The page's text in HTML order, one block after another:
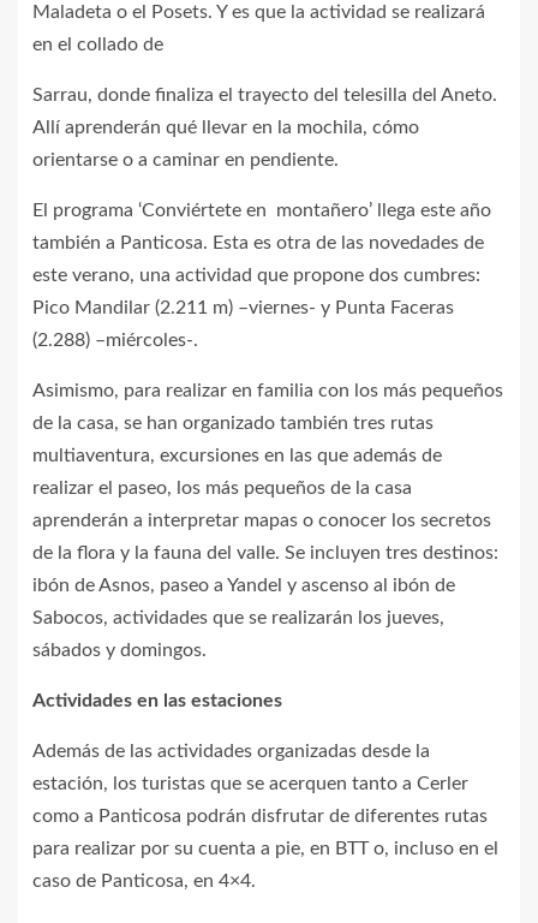
Maladeta o el Posets. Y es que la actividad se realizará
en el collado de
Sarrau, donde finaliza el trayecto del telesilla del Aneto.
Allí aprenderán qué llevar en la mochila, cómo
orientarse o a caminar en pendiente.
El programa ‘Conviértete en montañero’ llega este año
también a Panticosa. Esta es otra de las novedades de
este verano, una actividad que propone dos cumbres:
Pico Mandilar (2.211 m) –viernes- y Punta Faceras
(2.288) –miércoles-.
Asimismo, para realizar en familia con los más pequeños
de la casa, se han organizado también tres rutas
multiaventura, excursiones en las que además de
realizar el paseo, los más pequeños de la casa
aprenderán a interpretar mapas o conocer los secretos
de la flora y la fauna del valle. Se incluyen tres destinos:
ibón de Asnos, paseo a Yandel y ascenso al ibón de
Sabocos, actividades que se realizarán los jueves,
sábados y domingos.
Actividades en las estaciones
Además de las actividades organizadas desde la
estación, los turistas que se acerquen tanto a Cerler
como a Panticosa podrán disfrutar de diferentes rutas
para realizar por su cuenta a pie, en BTT o, incluso en el
caso de Panticosa, en 4×4.